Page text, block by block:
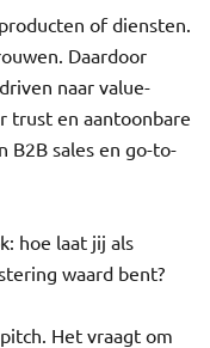
of diensten.
Daardoor
naar value-
trust en aantoonbare
B2B sales en go-to-
hoe laat jij als
waard bent?
Het vraagt om